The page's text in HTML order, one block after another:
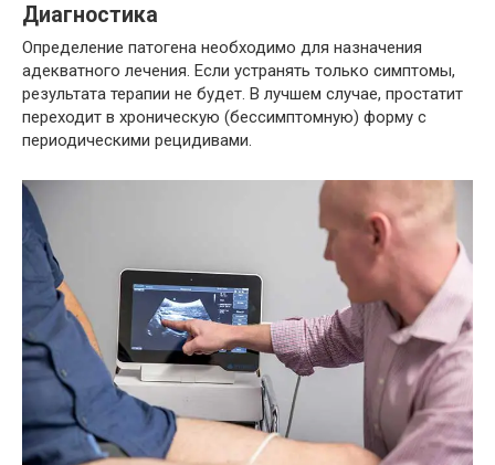
Диагностика
Определение патогена необходимо для назначения
адекватного лечения. Если устранять только симптомы,
результата терапии не будет. В лучшем случае, простатит
переходит в хроническую (бессимптомную) форму с
периодическими рецидивами.